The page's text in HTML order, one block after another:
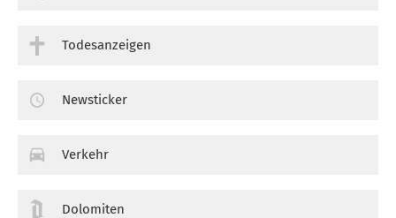
Todesanzeigen
Newsticker
Verkehr
Dolomiten